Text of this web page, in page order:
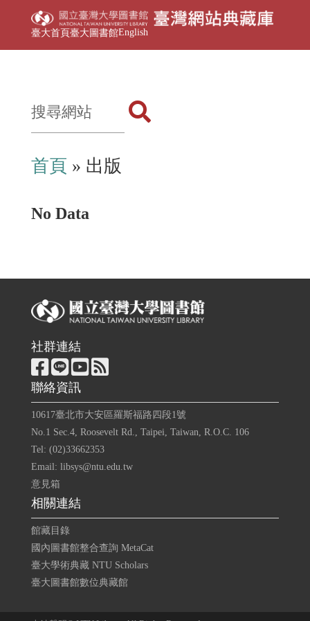
臺大首頁臺大圖書館English
首頁 » 出版
No Data
社群連結
聯絡資訊
10617臺北市大安區羅斯福路四段1號
No.1 Sec.4, Roosevelt Rd., Taipei, Taiwan, R.O.C. 106
Tel: (02)33662353
Email: libsys@ntu.edu.tw
意見箱
相關連結
館藏目錄
國內圖書館整合查詢 MetaCat
臺大學術典藏 NTU Scholars
臺大圖書館數位典藏館